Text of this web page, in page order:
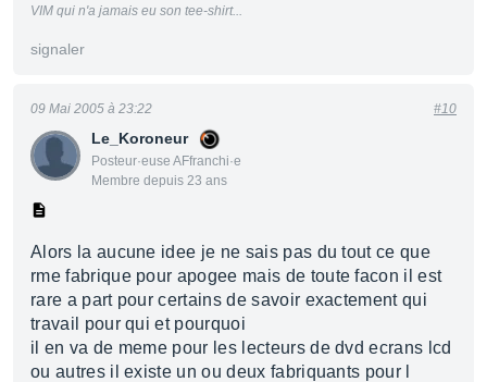
VIM qui n'a jamais eu son tee-shirt...
signaler
Le_Koroneur
Posteur·euse AFfranchi·e
Membre depuis 23 ans
09 Mai 2005 à 23:22 #10
Alors la aucune idee je ne sais pas du tout ce que
rme fabrique pour apogee mais de toute facon il est
rare a part pour certains de savoir exactement qui
travail pour qui et pourquoi
il en va de meme pour les lecteurs de dvd ecrans lcd
ou autres il existe un ou deux fabriquants pour l